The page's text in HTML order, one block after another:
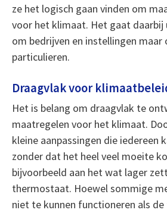
ze het logisch gaan vinden om
voor het klimaat. Het gaat daarbij
om bedrijven en instellingen maar
particulieren.
Draagvlak voor
Het is belang om draagvlak te
maatregelen voor het klimaat.
kleine aanpassingen die iedereen
zonder dat het heel veel moeite
bijvoorbeeld aan het wat lager
thermostaat. Hoewel sommige
niet te kunnen functioneren als